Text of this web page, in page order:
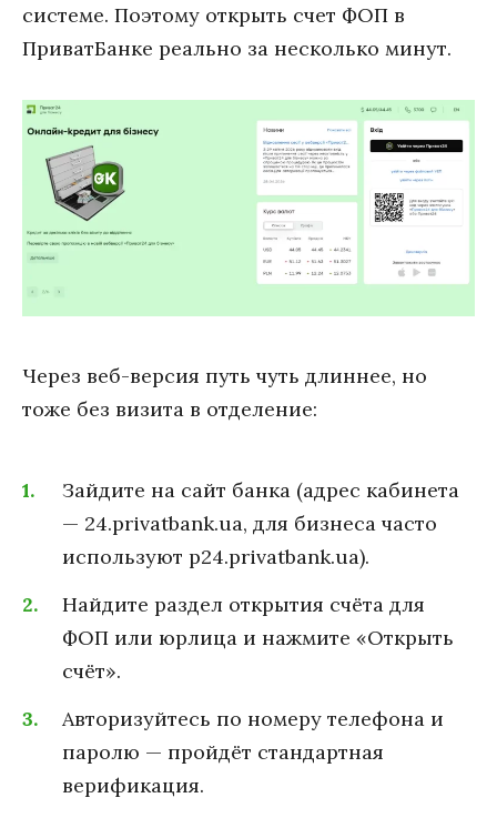
системе. Поэтому открыть счет ФОП в
ПриватБанке реально за несколько минут.
Через веб-версия путь чуть длиннее, но
тоже без визита в отделение:
Зайдите на сайт банка (адрес кабинета
— 24.privatbank.ua, для бизнеса часто
используют p24.privatbank.ua).
Найдите раздел открытия счёта для
ФОП или юрлица и нажмите «Открыть
счёт».
Авторизуйтесь по номеру телефона и
паролю — пройдёт стандартная
верификация.